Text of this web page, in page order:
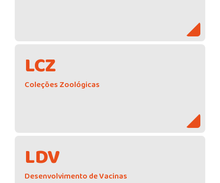
LCZ
Coleções Zoológicas
LDV
Desenvolvimento de Vacinas